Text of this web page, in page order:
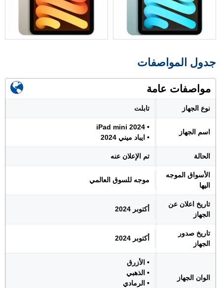
جدول المواصفات
مواصفات عامة
نوع الجهاز تابلت
اسم الجهاز
• iPad mini 2024
• ايباد ميني 2024
الحالة تم الإعلان عنه
الأسواق الموجه
اليها
موجه للسوق العالمي
تاريخ اعلان عن
الجهاز
أكتوبر 2024
تاريخ صدور
الجهاز
أكتوبر 2024
الوان الجهاز
• الأزرق
• الذهبي
• الرمادي